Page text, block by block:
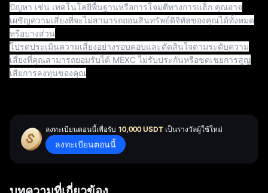
ปัญหา เช่น เทคโนโลยีพื้นฐานหรือการโจมตีทางการแฮ็ก คุณอาจ
เผชิญความเสี่ยงที่จะไม่สามารถถอนสินทรัพย์ดิจิทัลของคุณได้ทั้งหมด
หรือบางส่วน
โปรดประเมินความเสี่ยงอย่างรอบคอบและตัดสินใจตามระดับความ
เสี่ยงที่คุณสามารถยอมรับได้ MEXC ไม่รับประกันหรือชดเชยการสูญ
เสียการลงทุนของคุณ
ลงทะเบียนตอนนี้เพื่อรับ 10,000 USDT เป็นรางวัลผู้ใช้ใหม่
ลงทะเบียนตอนนี้